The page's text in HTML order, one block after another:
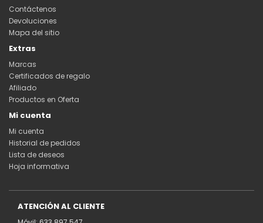
Contáctenos
Devoluciones
Mapa del sitio
Extras
Marcas
Certificados de regalo
Afiliado
Productos en Oferta
Mi cuenta
Mi cuenta
Historial de pedidos
Lista de deseos
Hoja informativa
ATENCIÓN AL CLIENTE